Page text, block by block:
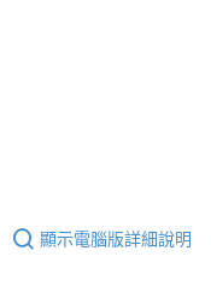
顯示電腦版詳細說明